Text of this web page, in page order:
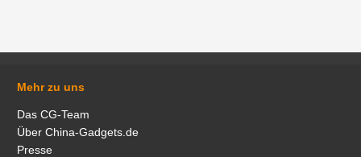
Mehr zu uns
Das CG-Team
Über China-Gadgets.de
Presse